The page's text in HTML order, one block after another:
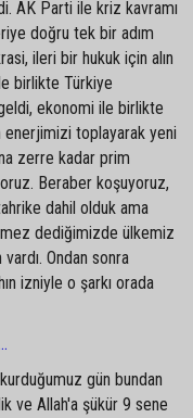
AK Parti ile kriz kavramı
doğru tek bir adım
ileri bir hukuk için alın
birlikte Türkiye
ekonomi ile birlikte
enerjimizi toplayarak yeni
zerre kadar prim
Beraber koşuyoruz,
dahil olduk ama
dediğimizde ülkemiz
Ondan sonra
izniyle o şarkı orada
gün bundan
ve Allah'a şükür 9 sene